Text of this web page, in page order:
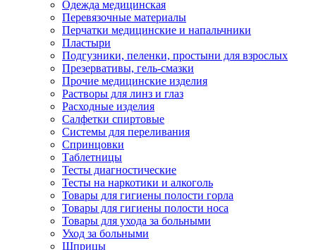
Одежда медицинская
Перевязочные материалы
Перчатки медицинские и напальчники
Пластыри
Подгузники, пеленки, простыни для взрослых
Презервативы, гель-смазки
Прочие медицинские изделия
Растворы для линз и глаз
Расходные изделия
Салфетки спиртовые
Системы для переливания
Спринцовки
Таблетницы
Тесты диагностические
Тесты на наркотики и алкоголь
Товары для гигиены полости горла
Товары для гигиены полости носа
Товары для ухода за больными
Уход за больными
Шприцы